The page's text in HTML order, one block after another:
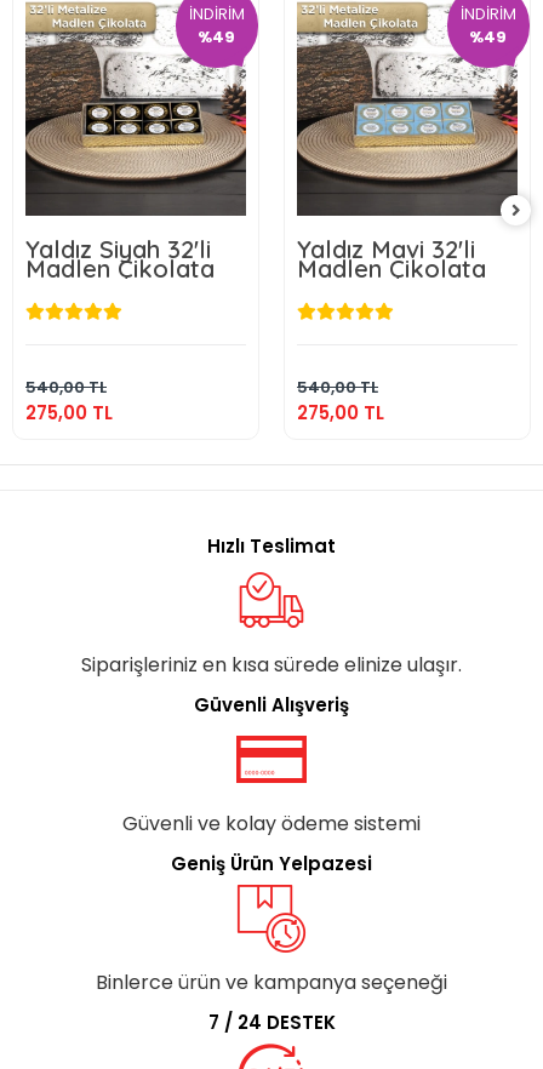
İNDİRİM
%49
Yaldız Siyah 32'li
Madlen Çikolata
540,00 TL
275,00 TL
275,00 TL
İNDİRİM
%49
Yaldız Mavi 32'li
Madlen Çikolata
540,00 TL
275,00 TL
275,00 TL
Hızlı Teslimat
Siparişleriniz en kısa sürede elinize ulaşır.
Güvenli Alışveriş
Güvenli ve kolay ödeme sistemi
Geniş Ürün Yelpazesi
Binlerce ürün ve kampanya seçeneği
7 / 24 DESTEK